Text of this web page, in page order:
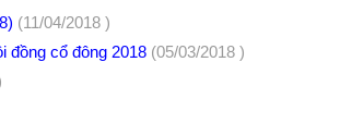
(11/04/2018 )
đồng cổ đông 2018 (05/03/2018 )